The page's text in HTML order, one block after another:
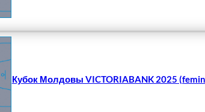
Кубок Молдовы VICTORIABANK 2025